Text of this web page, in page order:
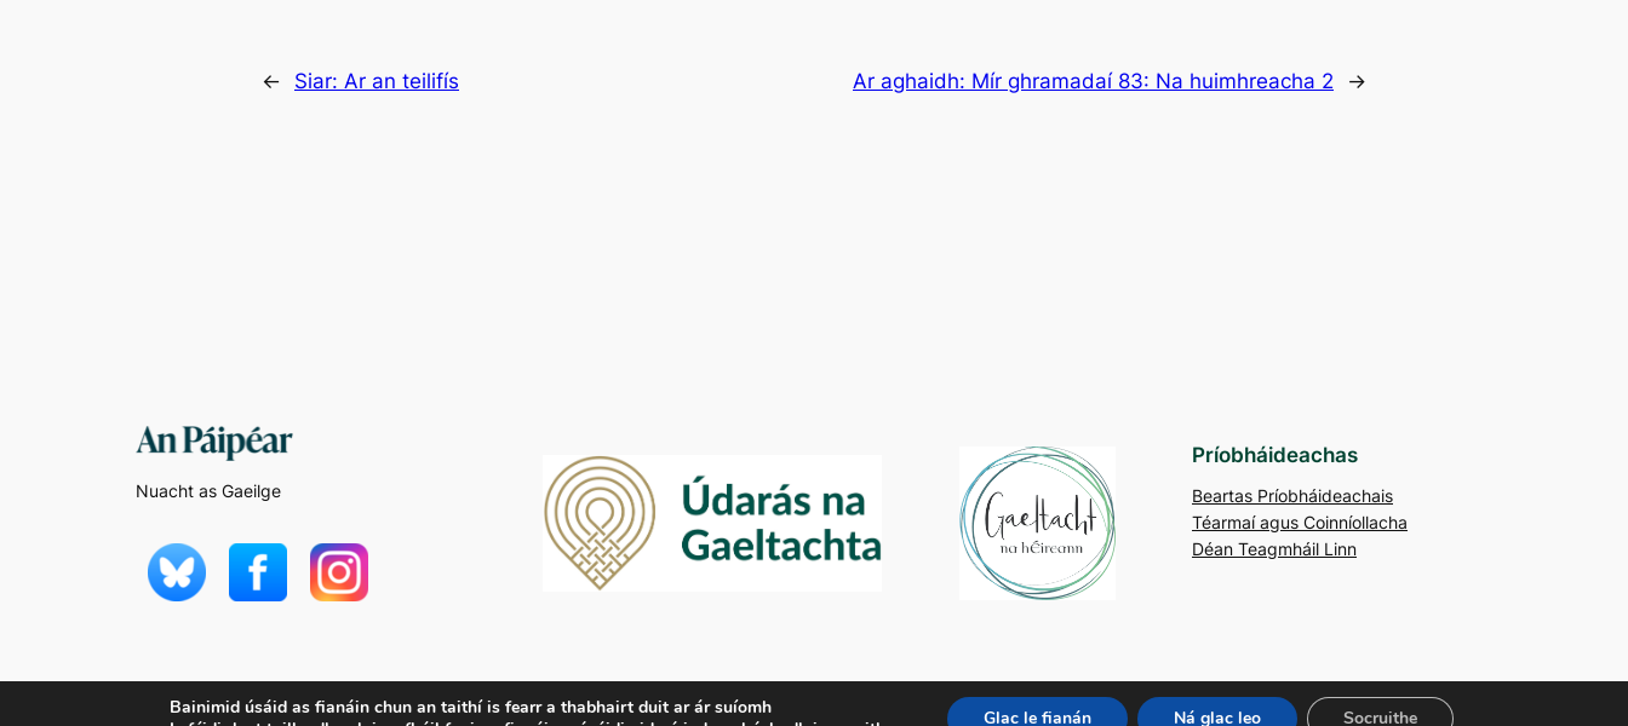
← Siar: Ar an teilifís Ar aghaidh: Mír ghramadaí 83: Na huimhreacha 2 →
Nuacht as Gaeilge
Príobháideachas
Beartas Príobháideachais
Téarmaí agus Coinníollacha
Déan Teagmháil Linn
Bainimid úsáid as fianáin chun an taithí is fearr a thabhairt duit ar ár suíomh
Glac le fianán Ná glac leo Socruithe